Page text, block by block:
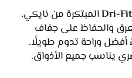
Dri-Fitالمبتكرة من نايكي،
والحفاظ على جفاف
وراحة تدوم طويلًا.
يناسب جميع الأذواق.